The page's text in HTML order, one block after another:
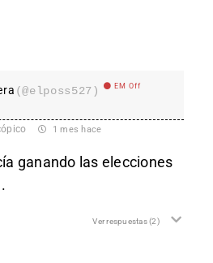
(@elposs527) EM Off
1 mes hace
ganando las elecciones
Ver respuestas(2)